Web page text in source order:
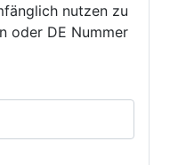
nutzen zu
oder DE Nummer